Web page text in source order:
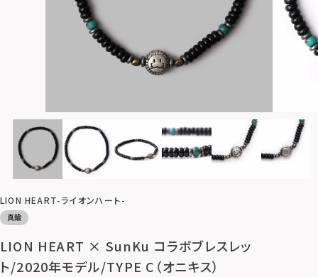
LION HEART-ライオンハート-
真鍮
LION HEART × SunKu コラボブレスレッ
ト/2020年モデル/TYPE C（オニキス）